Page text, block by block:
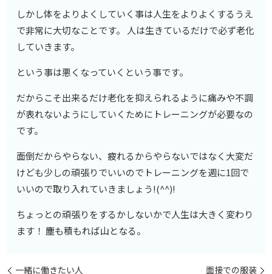
しかし体をよりよくしていく事は人生をよりよくするうえ
で非常に大切なことです。 人は生きているだけで必ず老化
していきます。
という事は悪くなっていくという事です。
だからこそ出来るだけ老化を抑えられるように痛みや不調
が表れないようにしていくためにトレーニングが必要なの
です。
面倒だからやらない、疲れるからやらないではなく大変だ
けども少しの頑張りでいいのでトレーニングを週に1回で
いいので取り入れていきましょう!(^^)!
ちょっとの頑張りをするかしないかで人生は大きく変わり
ます！ 塵も積もれば山となる。
一緒に働きたい人 面接での服装